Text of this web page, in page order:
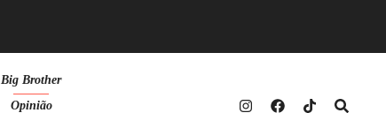
Big Brother
Opinião